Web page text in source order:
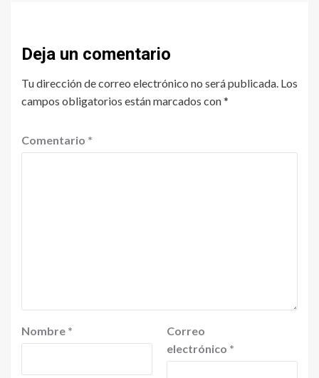
Deja un comentario
Tu dirección de correo electrónico no será publicada. Los
campos obligatorios están marcados con*
Comentario *
Nombre *
Correo
electrónico *